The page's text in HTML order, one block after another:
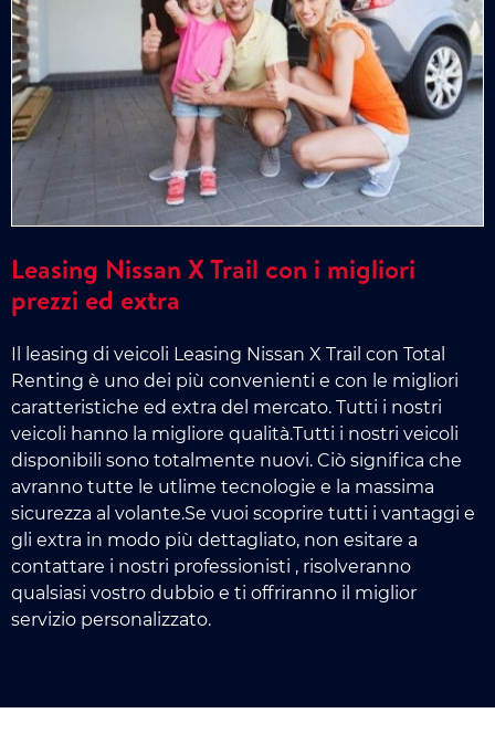
Leasing Nissan X Trail con i migliori
prezzi ed extra
Il leasing di veicoli Leasing Nissan X Trail con Total
Renting è uno dei più convenienti e con le migliori
caratteristiche ed extra del mercato. Tutti i nostri
veicoli hanno la migliore qualità.Tutti i nostri veicoli
disponibili sono totalmente nuovi. Ciò significa che
avranno tutte le utlime tecnologie e la massima
sicurezza al volante.Se vuoi scoprire tutti i vantaggi e
gli extra in modo più dettagliato, non esitare a
contattare i nostri professionisti , risolveranno
qualsiasi vostro dubbio e ti offriranno il miglior
servizio personalizzato.